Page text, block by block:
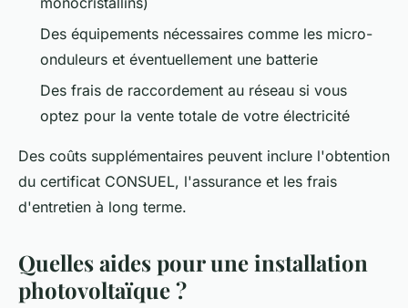
Des équipements nécessaires comme les micro-
onduleurs et éventuellement une batterie
Des frais de raccordement au réseau si vous
optez pour la vente totale de votre électricité
Des coûts supplémentaires peuvent inclure l'obtention
du certificat CONSUEL, l'assurance et les frais
d'entretien à long terme.
Quelles aides pour une installation
photovoltaïque ?